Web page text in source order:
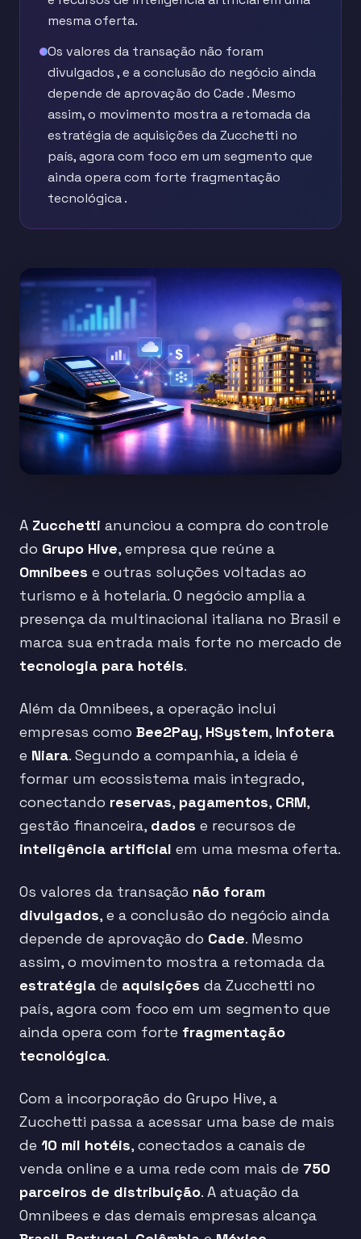
mesma oferta.
Os valores da transação não foram
divulgados , e a conclusão do negócio ainda
depende de aprovação do Cade . Mesmo
assim, o movimento mostra a retomada da
estratégia de aquisições da Zucchetti no
país, agora com foco em um segmento que
ainda opera com forte fragmentação
tecnológica .
A Zucchetti anunciou a compra do controle
do Grupo Hive, empresa que reúne a
Omnibees e outras soluções voltadas ao
turismo e à hotelaria. O negócio amplia a
presença da multinacional italiana no Brasil e
marca sua entrada mais forte no mercado de
tecnologia para hotéis.
Além da Omnibees, a operação inclui
empresas como Bee2Pay, HSystem, Infotera
e Niara. Segundo a companhia, a ideia é
formar um ecossistema mais integrado,
conectando reservas, pagamentos, CRM,
gestão financeira, dados e recursos de
inteligência artificial em uma mesma oferta.
Os valores da transação não foram
divulgados, e a conclusão do negócio ainda
depende de aprovação do Cade. Mesmo
assim, o movimento mostra a retomada da
estratégia de aquisições da Zucchetti no
país, agora com foco em um segmento que
ainda opera com forte fragmentação
tecnológica.
Com a incorporação do Grupo Hive, a
Zucchetti passa a acessar uma base de mais
de 10 mil hotéis, conectados a canais de
venda online e a uma rede com mais de 750
parceiros de distribuição. A atuação da
Omnibees e das demais empresas alcança